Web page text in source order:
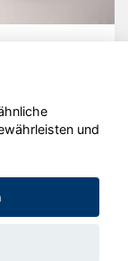
- 2026
und